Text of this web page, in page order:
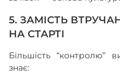
5. ЗАМІСТЬ
НА СТАРТІ
Більшість
знає: